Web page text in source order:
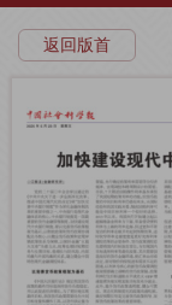
返回版首